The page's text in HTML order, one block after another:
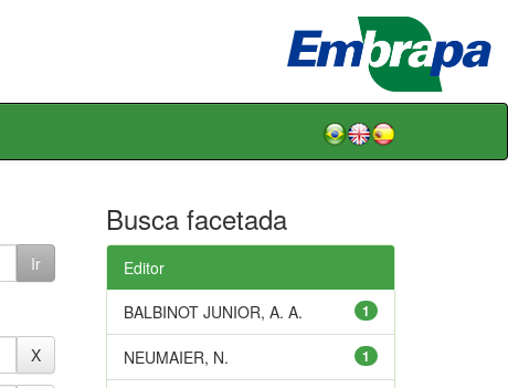
Busca facetada
Editor
1
BALBINOT JUNIOR, A. A.
1
NEUMAIER, N.